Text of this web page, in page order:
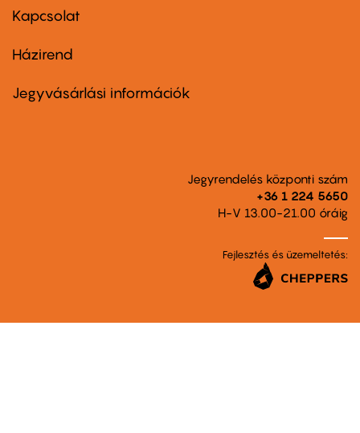
firstKapcsolat
Footer
second
Házirend
Jegyvásárlási információk
Jegyrendelés központi szám
+36 1 224 5650
H-V 13.00-21.00 óráig
Fejlesztés és üzemeltetés: